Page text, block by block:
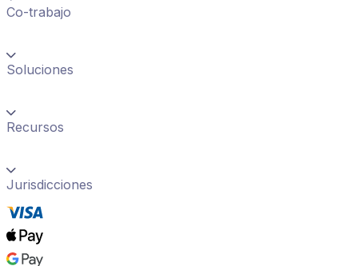
Co-trabajo
Soluciones
Recursos
Jurisdicciones